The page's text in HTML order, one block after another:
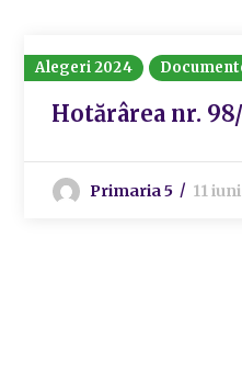
Alegeri 2024
Hotărârea nr. 98/
Primaria 5 11